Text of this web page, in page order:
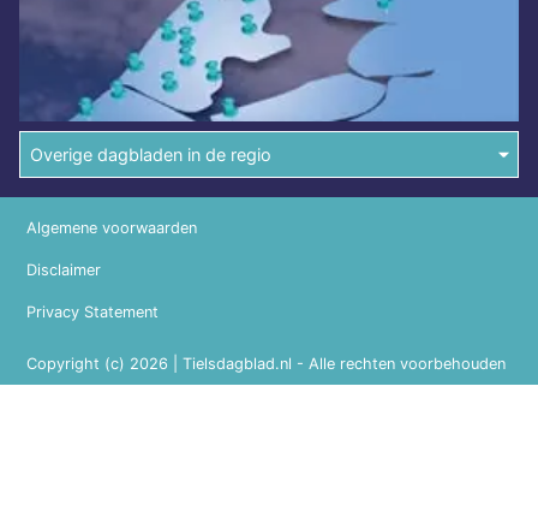
Overige dagbladen in de regio
Copyright (c) 2026 | Tielsdagblad.nl - Alle rechten voorbehouden
Algemene voorwaarden
Disclaimer
Privacy Statement